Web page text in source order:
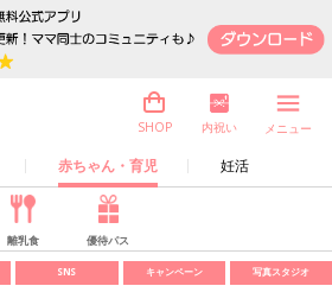
赤ちゃん・育児 妊活
SHOP 内祝い メニュー
離乳食 優待パス
SNS キャンペーン 写真スタジオ